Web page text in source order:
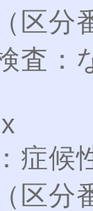
区分
査：
症候
区分